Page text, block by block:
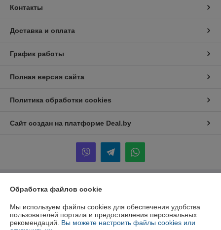
Контакты
Доставка и оплата
График работы
Полная версия сайта
Политика обработки cookies
Сайт создан на платформе Deal.by
Информация для покупателя
Юридическое лицо: ООО "Инжеком"
г. Минск, ул. Шабаны, 14а, к.40
Регистрационный номер ЕГР: 192939798
Обработка файлов cookie
Мы используем файлы cookies для обеспечения удобства
пользователей портала и предоставления персональных
рекомендаций. Вы можете настроить файлы cookies или